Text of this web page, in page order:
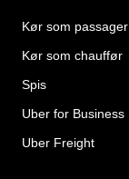
Kør som passager
Kør som chauffør
Spis
Uber for Business
Uber Freight